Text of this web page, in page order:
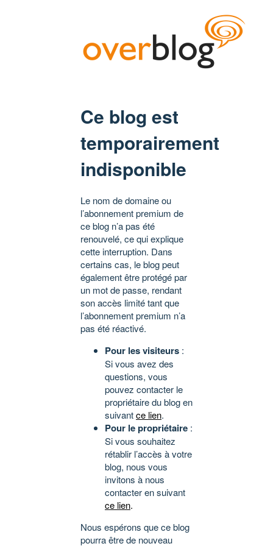
Ce blog est
temporairement
indisponible
Le nom de domaine ou
l’abonnement premium de
ce blog n’a pas été
renouvelé, ce qui explique
cette interruption. Dans
certains cas, le blog peut
également être protégé par
un mot de passe, rendant
son accès limité tant que
l’abonnement premium n’a
pas été réactivé.
Pour les visiteurs :
Si vous avez des
questions, vous
pouvez contacter le
propriétaire du blog en
suivantce lien.
Pour le propriétaire :
Si vous souhaitez
rétablir l’accès à votre
blog, nous vous
invitons à nous
contacter en suivant
ce lien.
Nous espérons que ce blog
pourra être de nouveau